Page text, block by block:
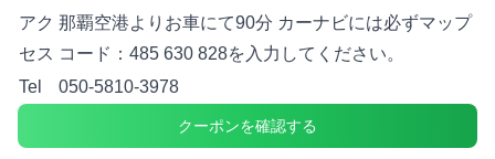
アク
セス
那覇空港よりお車にて90分 カーナビには必ずマップ
コード：485 630 828を入力してください。
Tel
050-5810-3978
クーポンを確認する